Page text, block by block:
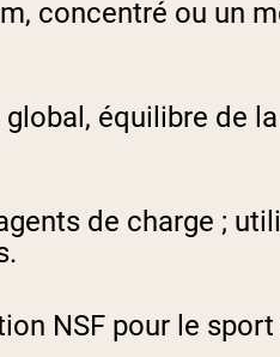
concentré ou un
équilibre de
de charge ;
NSF pour le